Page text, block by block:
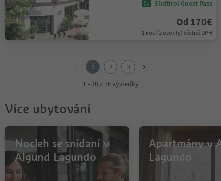
Südtirol Guest Pass
Od 170€
1 noc / 2 osob(y) Včetně DPH
1 2
3
1 - 30 z 76 výsledky
Více ubytování
Nocleh se snídaní v
Algund Lagundo
Apartmány v
Lagundo